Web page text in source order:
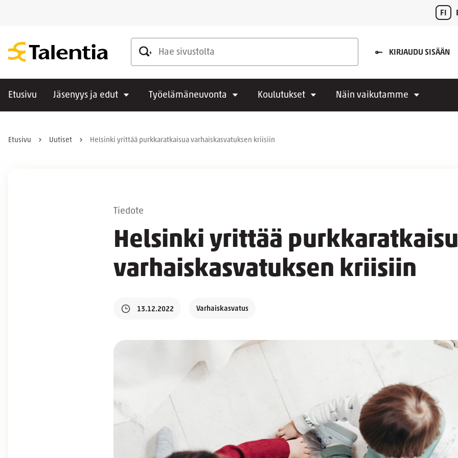
FI
Hae sivustolta
KIRJAUDU SISÄÄN
Etusivu Jäsenyys ja edut Työelämäneuvonta Koulutukset Näin vaikutamme
Etusivu Uutiset Helsinki yrittää purkkaratkaisua varhaiskasvatuksen kriisiin
Tiedote
Helsinki yrittää
varhaiskasvatuksen kriisiin
13.12.2022 Varhaiskasvatus